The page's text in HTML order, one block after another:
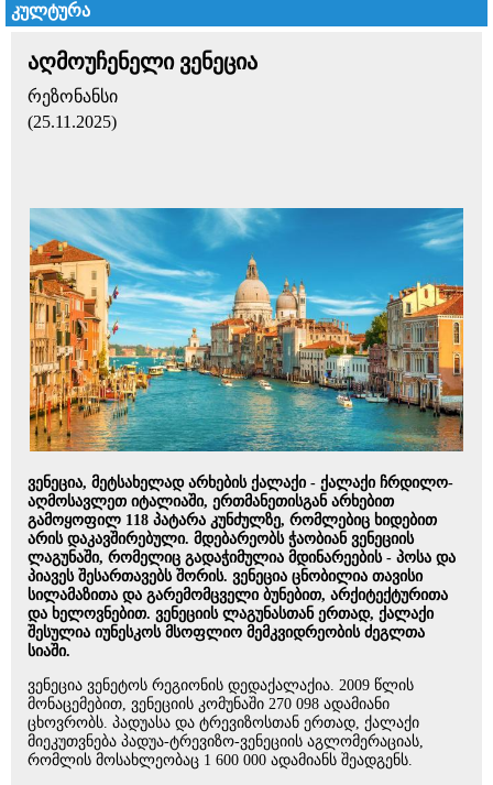
კულტურა
აღმოუჩენელი ვენეცია
რეზონანსი
(25.11.2025)
ვენეცია, მეტსახელად არხების ქალაქი - ქალაქი ჩრდილო-
აღმოსავლეთ იტალიაში, ერთმანეთისგან არხებით
გამოყოფილ 118 პატარა კუნძულზე, რომლებიც ხიდებით
არის დაკავშირებული. მდებარეობს ჭაობიან ვენეციის
ლაგუნაში, რომელიც გადაჭიმულია მდინარეების - პოსა და
პიავეს შესართავებს შორის. ვენეცია ცნობილია თავისი
სილამაზითა და გარემომცველი ბუნებით, არქიტექტურითა
და ხელოვნებით. ვენეციის ლაგუნასთან ერთად, ქალაქი
შესულია იუნესკოს მსოფლიო მემკვიდრეობის ძეგლთა
სიაში.
ვენეცია ვენეტოს რეგიონის დედაქალაქია. 2009 წლის
მონაცემებით, ვენეციის კომუნაში 270 098 ადამიანი
ცხოვრობს. პადუასა და ტრევიზოსთან ერთად, ქალაქი
მიეკუთვნება პადუა-ტრევიზო-ვენეციის აგლომერაციას,
რომლის მოსახლეობაც 1 600 000 ადამიანს შეადგენს.